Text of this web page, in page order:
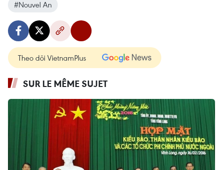
#Nouvel An
Theo dõi VietnamPlus
SUR LE MÊME SUJET